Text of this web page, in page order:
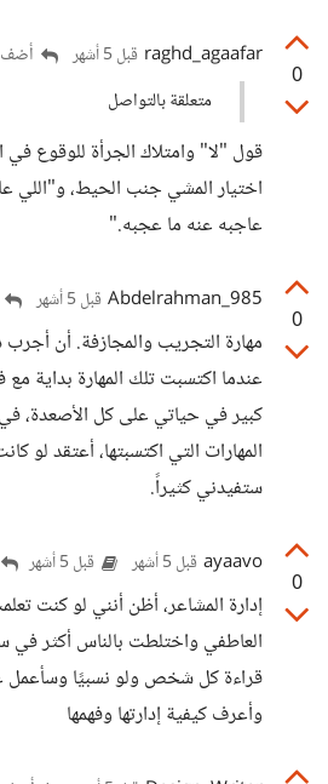
0
raghd_agaafar قبل 5 أشهر
أضف
متعلقة بالتواصل
قول "لا" وامتلاك الجرأة للوقوع في
اختيار المشي جنب الحيط، و"اللي
عاجبه عنه ما عجبه."
0
Abdelrahman_985 قبل 5 أشهر
مهارة التجريب والمجازفة. أن أجرب
عندما اكتسبت تلك المهارة بداية
كبير في حياتي على كل الأصعدة،
المهارات التي اكتسبتها، أعتقد
ستفيدني كثيراً.
0
ayaavo قبل 5 أشهر قبل 5 أشهر
إدارة المشاعر، أظن أنني لو كنت
العاطفي واختلطت بالناس أكثر
قراءة كل شخص ولو نسبيًا وسأعمل
وأعرف كيفية إدارتها وفهمها